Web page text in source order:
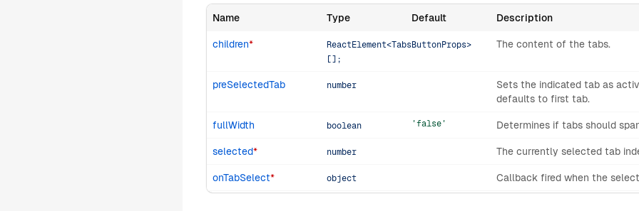
Name Type Default Description
children*
ReactElement<TabsButtonProps>
[];
The content of the tabs.
preSelectedTab number
Sets the indicated tab as
defaults to first tab.
fullWidth boolean 'false' Determines if tabs should
selected* number The currently selected tab
onTabSelect* object Callback fired when the